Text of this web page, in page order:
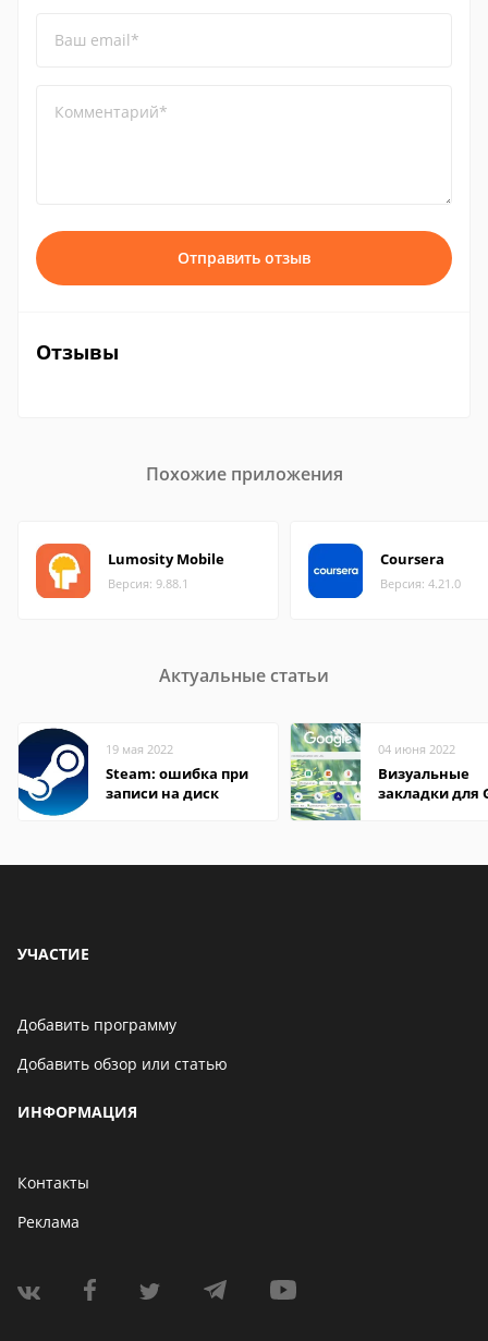
Ваш email*
Комментарий*
Отправить отзыв
Отзывы
Похожие приложения
Lumosity Mobile
Версия: 9.88.1
Coursera
Версия: 4.21.0
Актуальные статьи
19 мая 2022
Steam: ошибка при
записи на диск
04 июня 2022
Визуальные
закладки для
УЧАСТИЕ
Добавить программу
Добавить обзор или статью
ИНФОРМАЦИЯ
Контакты
Реклама